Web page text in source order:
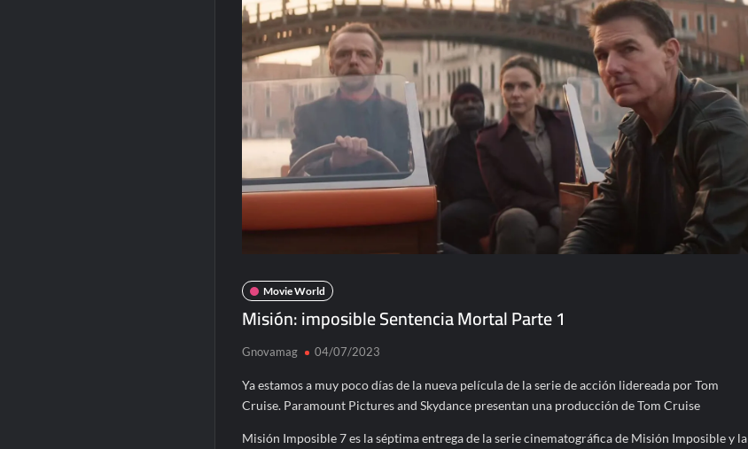
Movie World
Misión: imposible Sentencia Mortal Parte 1
Gnovamag 04/07/2023
Ya estamos a muy poco días de la nueva película de la serie de acción lidereada por Tom
Cruise. Paramount Pictures and Skydance presentan una producción de Tom Cruise
Misión Imposible 7 es la séptima entrega de la serie cinematográfica de Misión Imposible y la